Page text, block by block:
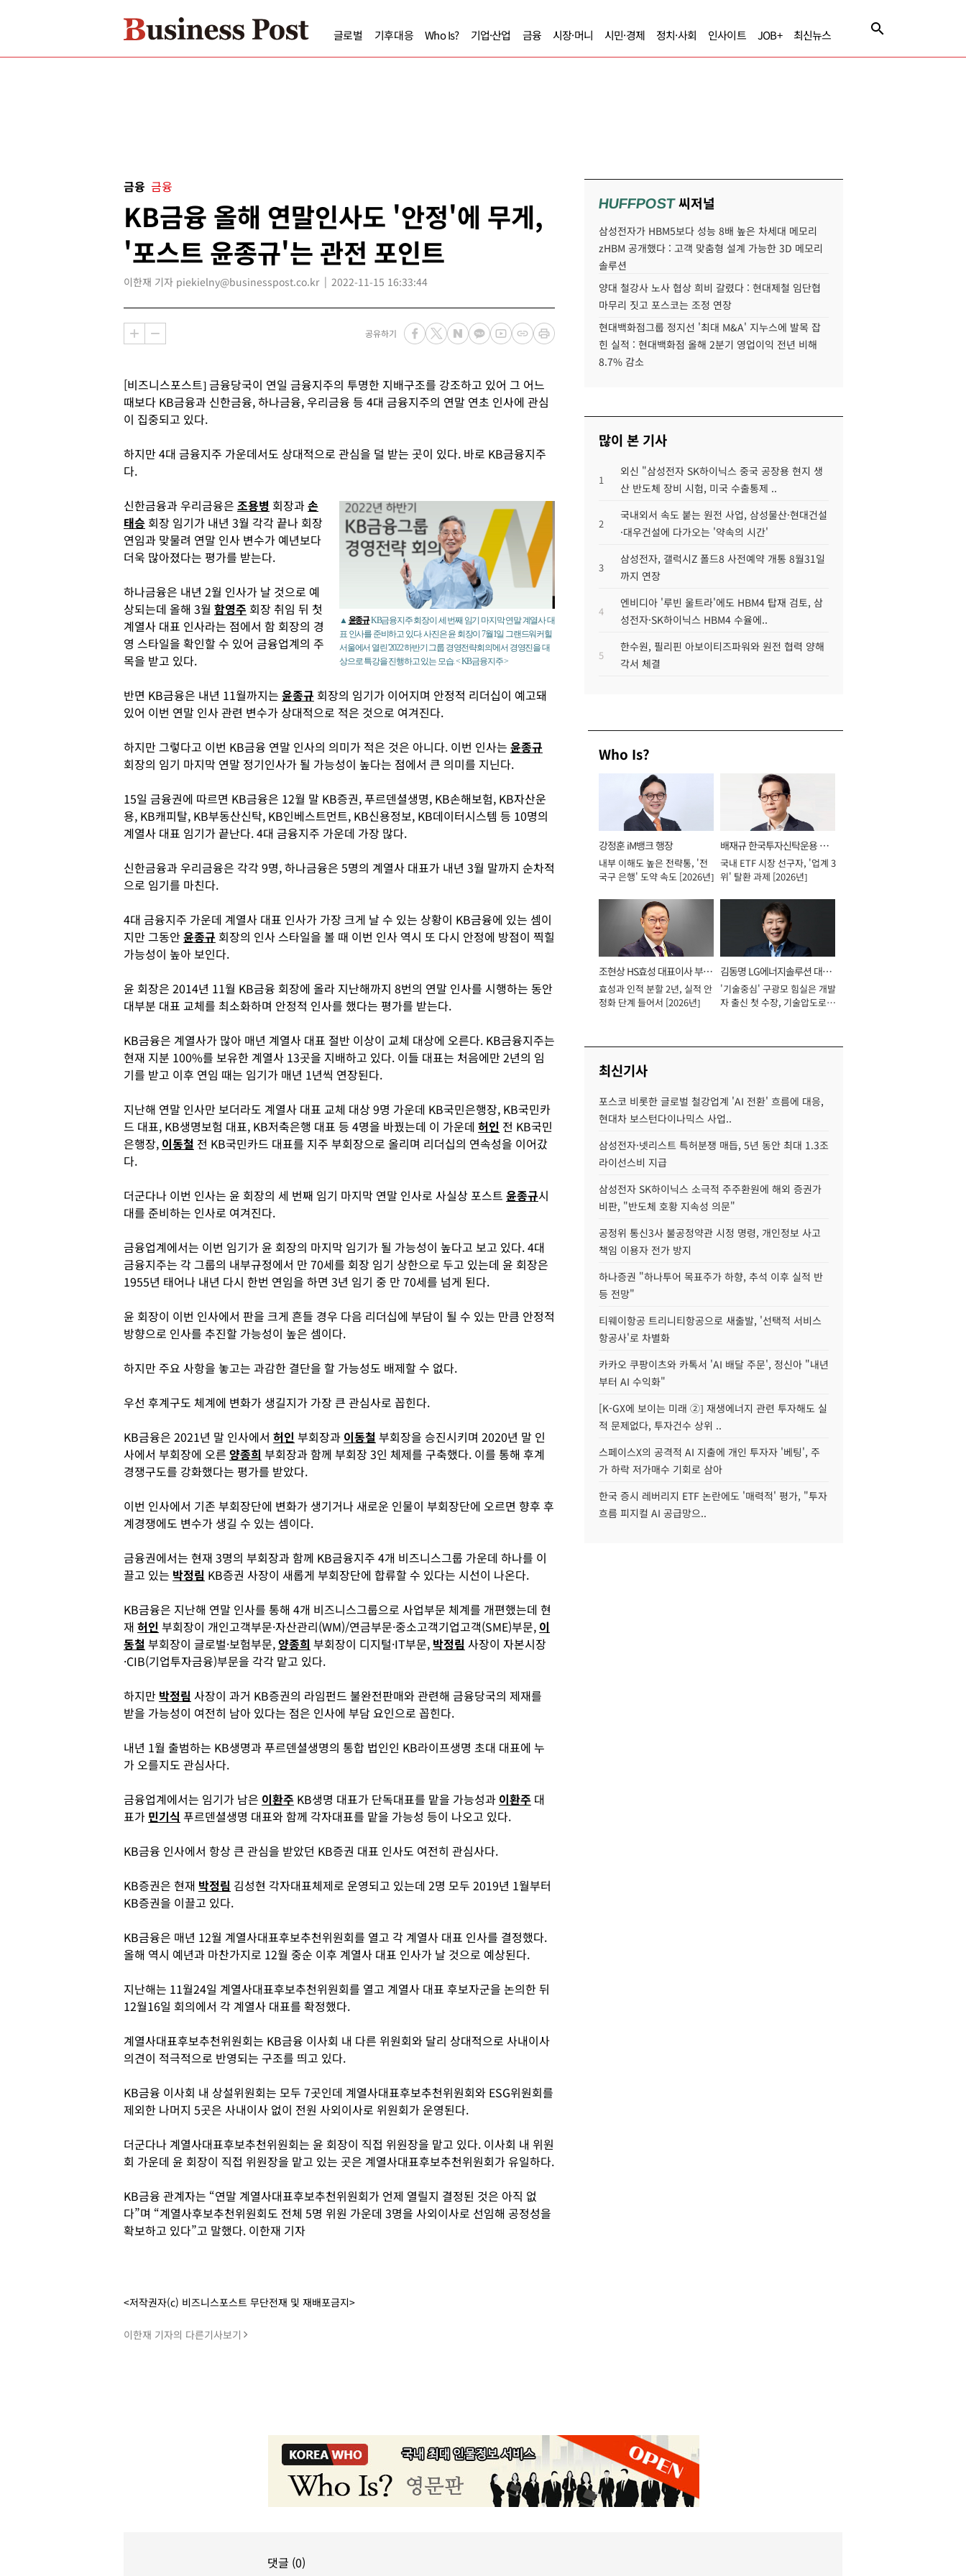
글로벌 기후대응 Who Is? 기업·산업 금융 시장·머니 시민·경제 정치·사회 인사이트 JOB+ 최신뉴스
금융 금융
KB금융 올해 연말인사도 '안정'에 무게,
'포스트 윤종규'는 관전 포인트
이한재 기자 piekielny@businesspost.co.kr 2022-11-15 16:33:44
공유하기
[비즈니스포스트] 금융당국이 연일 금융지주의 투명한 지배구조를 강조하고 있어 그 어느
때보다 KB금융과 신한금융, 하나금융, 우리금융 등 4대 금융지주의 연말 연초 인사에 관심
이 집중되고 있다.
하지만 4대 금융지주 가운데서도 상대적으로 관심을 덜 받는 곳이 있다. 바로 KB금융지주
다.
▲ 윤종규KB금융지주 회장이 세 번째 임기 마지막 연말 계열사 대
표 인사를 준비하고 있다. 사진은 윤 회장이 7월1일 그랜드워커힐
서울에서 열린 '2022 하반기 그룹 경영전략회의'에서 경영진을 대
상으로 특강을 진행하고 있는 모습. < KB금융지주 >
신한금융과 우리금융은 조용병 회장과손
태승 회장 임기가 내년 3월 각각 끝나 회장
연임과 맞물려 연말 인사 변수가 예년보다
더욱 많아졌다는 평가를 받는다.
하나금융은 내년 2월 인사가 날 것으로 예
상되는데 올해 3월 함영주 회장 취임 뒤 첫
계열사 대표 인사라는 점에서 함 회장의 경
영 스타일을 확인할 수 있어 금융업계의 주
목을 받고 있다.
반면 KB금융은 내년 11월까지는 윤종규 회장의 임기가 이어지며 안정적 리더십이 예고돼
있어 이번 연말 인사 관련 변수가 상대적으로 적은 것으로 여겨진다.
하지만 그렇다고 이번 KB금융 연말 인사의 의미가 적은 것은 아니다. 이번 인사는 윤종규
회장의 임기 마지막 연말 정기인사가 될 가능성이 높다는 점에서 큰 의미를 지닌다.
15일 금융권에 따르면 KB금융은 12월 말 KB증권, 푸르덴셜생명, KB손해보험, KB자산운
용, KB캐피탈, KB부동산신탁, KB인베스트먼트, KB신용정보, KB데이터시스템 등 10명의
계열사 대표 임기가 끝난다. 4대 금융지주 가운데 가장 많다.
신한금융과 우리금융은 각각 9명, 하나금융은 5명의 계열사 대표가 내년 3월 말까지 순차적
으로 임기를 마친다.
4대 금융지주 가운데 계열사 대표 인사가 가장 크게 날 수 있는 상황이 KB금융에 있는 셈이
지만 그동안윤종규 회장의 인사 스타일을 볼 때 이번 인사 역시 또 다시 안정에 방점이 찍힐
가능성이 높아 보인다.
윤 회장은 2014년 11월 KB금융 회장에 올라 지난해까지 8번의 연말 인사를 시행하는 동안
대부분 대표 교체를 최소화하며 안정적 인사를 했다는 평가를 받는다.
KB금융은 계열사가 많아 매년 계열사 대표 절반 이상이 교체 대상에 오른다. KB금융지주는
현재 지분 100%를 보유한 계열사 13곳을 지배하고 있다. 이들 대표는 처음에만 2년의 임
기를 받고 이후 연임 때는 임기가 매년 1년씩 연장된다.
지난해 연말 인사만 보더라도 계열사 대표 교체 대상 9명 가운데 KB국민은행장, KB국민카
드 대표, KB생명보험 대표, KB저축은행 대표 등 4명을 바꿨는데 이 가운데 허인 전 KB국민
은행장, 이동철 전 KB국민카드 대표를 지주 부회장으로 올리며 리더십의 연속성을 이어갔
다.
더군다나 이번 인사는 윤 회장의 세 번째 임기 마지막 연말 인사로 사실상 포스트 윤종규시
대를 준비하는 인사로 여겨진다.
금융업계에서는 이번 임기가 윤 회장의 마지막 임기가 될 가능성이 높다고 보고 있다. 4대
금융지주는 각 그룹의 내부규정에서 만 70세를 회장 임기 상한으로 두고 있는데 윤 회장은
1955년 태어나 내년 다시 한번 연임을 하면 3년 임기 중 만 70세를 넘게 된다.
윤 회장이 이번 인사에서 판을 크게 흔들 경우 다음 리더십에 부담이 될 수 있는 만큼 안정적
방향으로 인사를 추진할 가능성이 높은 셈이다.
하지만 주요 사항을 놓고는 과감한 결단을 할 가능성도 배제할 수 없다.
우선 후계구도 체계에 변화가 생길지가 가장 큰 관심사로 꼽힌다.
KB금융은 2021년 말 인사에서 허인 부회장과 이동철 부회장을 승진시키며 2020년 말 인
사에서 부회장에 오른 양종희 부회장과 함께 부회장 3인 체제를 구축했다. 이를 통해 후계
경쟁구도를 강화했다는 평가를 받았다.
이번 인사에서 기존 부회장단에 변화가 생기거나 새로운 인물이 부회장단에 오르면 향후 후
계경쟁에도 변수가 생길 수 있는 셈이다.
금융권에서는 현재 3명의 부회장과 함께 KB금융지주 4개 비즈니스그룹 가운데 하나를 이
끌고 있는 박정림 KB증권 사장이 새롭게 부회장단에 합류할 수 있다는 시선이 나온다.
KB금융은 지난해 연말 인사를 통해 4개 비즈니스그룹으로 사업부문 체계를 개편했는데 현
재 허인 부회장이 개인고객부문·자산관리(WM)/연금부문·중소고객기업고객(SME)부문, 이
동철 부회장이 글로벌·보험부문,양종희 부회장이 디지털·IT부문, 박정림 사장이 자본시장
·CIB(기업투자금융)부문을 각각 맡고 있다.
하지만 박정림 사장이 과거 KB증권의 라임펀드 불완전판매와 관련해 금융당국의 제재를
받을 가능성이 여전히 남아 있다는 점은 인사에 부담 요인으로 꼽힌다.
내년 1월 출범하는 KB생명과 푸르덴셜생명의 통합 법인인 KB라이프생명 초대 대표에 누
가 오를지도 관심사다.
금융업계에서는 임기가 남은 이환주 KB생명 대표가 단독대표를 맡을 가능성과 이환주 대
표가 민기식 푸르덴셜생명 대표와 함께 각자대표를 맡을 가능성 등이 나오고 있다.
KB금융 인사에서 항상 큰 관심을 받았던 KB증권 대표 인사도 여전히 관심사다.
KB증권은 현재 박정림 김성현 각자대표체제로 운영되고 있는데 2명 모두 2019년 1월부터
KB증권을 이끌고 있다.
KB금융은 매년 12월 계열사대표후보추천위원회를 열고 각 계열사 대표 인사를 결정했다.
올해 역시 예년과 마찬가지로 12월 중순 이후 계열사 대표 인사가 날 것으로 예상된다.
지난해는 11월24일 계열사대표후보추천위원회를 열고 계열사 대표 후보자군을 논의한 뒤
12월16일 회의에서 각 계열사 대표를 확정했다.
계열사대표후보추천위원회는 KB금융 이사회 내 다른 위원회와 달리 상대적으로 사내이사
의견이 적극적으로 반영되는 구조를 띄고 있다.
KB금융 이사회 내 상설위원회는 모두 7곳인데 계열사대표후보추천위원회와 ESG위원회를
제외한 나머지 5곳은 사내이사 없이 전원 사외이사로 위원회가 운영된다.
더군다나 계열사대표후보추천위원회는 윤 회장이 직접 위원장을 맡고 있다. 이사회 내 위원
회 가운데 윤 회장이 직접 위원장을 맡고 있는 곳은 계열사대표후보추천위원회가 유일하다.
KB금융 관계자는 “연말 계열사대표후보추천위원회가 언제 열릴지 결정된 것은 아직 없
다”며 “계열사후보추천위원회도 전체 5명 위원 가운데 3명을 사외이사로 선임해 공정성을
확보하고 있다”고 말했다. 이한재 기자
<저작권자(c) 비즈니스포스트 무단전재 및 재배포금지>
이한재 기자의 다른기사보기
HUFFPOST씨저널
삼성전자가 HBM5보다 성능 8배 높은 차세대 메모리
zHBM 공개했다 : 고객 맞춤형 설계 가능한 3D 메모리
솔루션
양대 철강사 노사 협상 희비 갈렸다 : 현대제철 임단협
마무리 짓고 포스코는 조정 연장
현대백화점그룹 정지선 '최대 M&A' 지누스에 발목 잡
힌 실적 : 현대백화점 올해 2분기 영업이익 전년 비해
8.7% 감소
많이 본 기사
1
외신 "삼성전자 SK하이닉스 중국 공장용 현지 생
산 반도체 장비 시험, 미국 수출통제 ..
2
국내외서 속도 붙는 원전 사업, 삼성물산·현대건설
·대우건설에 다가오는 '약속의 시간'
3
삼성전자, 갤럭시Z 폴드8 사전예약 개통 8월31일
까지 연장
4
엔비디아 '루빈 울트라'에도 HBM4 탑재 검토, 삼
성전자·SK하이닉스 HBM4 수율에..
5
한수원, 필리핀 아보이티즈파워와 원전 협력 양해
각서 체결
Who Is?
강정훈 iM뱅크 행장
내부 이해도 높은 전략통, '전
국구 은행' 도약 속도 [2026년]
배재규 한국투자신탁운용 대
표이사 사장
국내 ETF 시장 선구자, '업계 3
위' 탈환 과제 [2026년]
조현상 HS효성 대표이사 부회
장
효성과 인적 분할 2년, 실적 안
정화 단계 들어서 [2026년]
김동명 LG에너지솔루션 대표
이사 사장
'기술중심' 구광모 힘실은 개발
자 출신 첫 수장, 기술압도로
최신기사
포스코 비롯한 글로벌 철강업계 'AI 전환' 흐름에 대응,
현대차 보스턴다이나믹스 사업..
삼성전자·넷리스트 특허분쟁 매듭, 5년 동안 최대 1.3조
라이선스비 지급
삼성전자 SK하이닉스 소극적 주주환원에 해외 증권가
비판, "반도체 호황 지속성 의문"
공정위 통신3사 불공정약관 시정 명령, 개인정보 사고
책임 이용자 전가 방지
하나증권 "하나투어 목표주가 하향, 추석 이후 실적 반
등 전망"
티웨이항공 트리니티항공으로 새출발, '선택적 서비스
항공사'로 차별화
카카오 쿠팡이츠와 카톡서 'AI 배달 주문', 정신아 "내년
부터 AI 수익화"
[K-GX에 보이는 미래 ②] 재생에너지 관련 투자해도 실
적 문제없다, 투자건수 상위 ..
스페이스X의 공격적 AI 지출에 개인 투자자 '베팅', 주
가 하락 저가매수 기회로 삼아
한국 증시 레버리지 ETF 논란에도 '매력적' 평가, "투자
흐름 피지컬 AI 공급망으..
댓글 (0)